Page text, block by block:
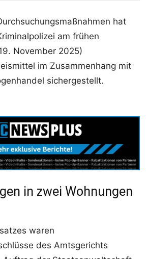
hat
am frühen
November 2025)
im Zusammenhang mit
sichergestellt.
in zwei Wohnungen
waren
des Amtsgerichts